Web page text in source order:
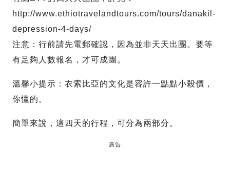
http://www.ethiotravelandtours.com/tours/danakil-
depression-4-days/
注意：行前請先電郵確認，因為並非天天出團。要等
有足夠人數報名，才可成團。
溫馨小提示：衣索比亞的文化是容許一點點小殺價，
你懂的。
簡單來說，這四天的行程，可分為兩部分。
廣告